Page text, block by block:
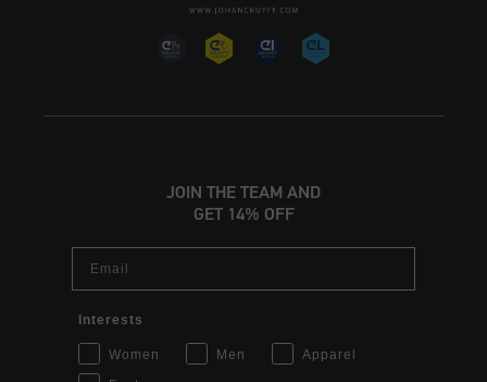
JOIN THE TEAM AND
GET 14% OFF
Interests
Women Men
Apparel